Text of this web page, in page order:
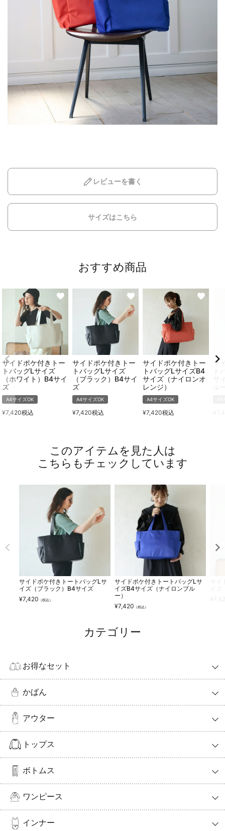
レビューを書く
サイズはこちら
おすすめ商品
サイドポケ付きトー
トバッグLサイズ
（ホワイト）B4サイ
ズ
A4サイズOK
¥7,420税込
サイドポケ付きトー
トバッグLサイズ
（ブラック）B4サイ
ズ
A4サイズOK
¥7,420税込
サイドポケ付きトー
トバッグLサイズB4
サイズ（ナイロンオ
レンジ）
A4サイズOK
¥7,420税込
サ
このアイテムを見た人は
こちらもチェックしています
サイドポケ付きトートバッグLサ
イズ（ブラック）B4サイズ
¥7,420 （税込）
サイドポケ付きトートバッグLサ
イズB4サイズ（ナイロンブル
ー）
¥7,420 （税込）
カテゴリー
お得なセット
かばん
アウター
トップス
ボトムス
ワンピース
インナー